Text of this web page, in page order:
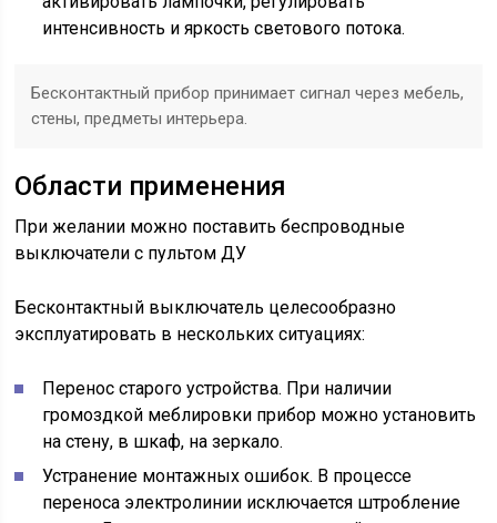
интенсивность и яркость светового потока.
Бесконтактный прибор принимает сигнал через мебель,
стены, предметы интерьера.
Области применения
При желании можно поставить беспроводные
выключатели с пультом ДУ
Бесконтактный выключатель целесообразно
эксплуатировать в нескольких ситуациях:
Перенос старого устройства. При наличии
громоздкой меблировки прибор можно установить
на стену, в шкаф, на зеркало.
Устранение монтажных ошибок. В процессе
переноса электролинии исключается штробление